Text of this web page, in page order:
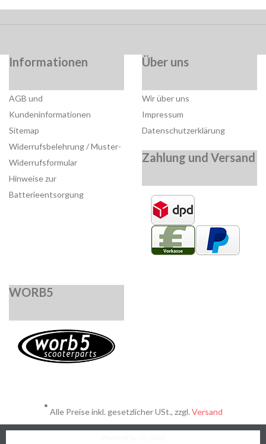
Informationen
AGB und
Kundeninformationen
Sitemap
Widerrufsbelehrung / Muster-
Widerrufsformular
Hinweise zur
Batterieentsorgung
Über uns
Wir über uns
Impressum
Datenschutzerklärung
Zahlung und Versand
WORB5
* Alle Preise inkl. gesetzlicher USt., zzgl. Versand